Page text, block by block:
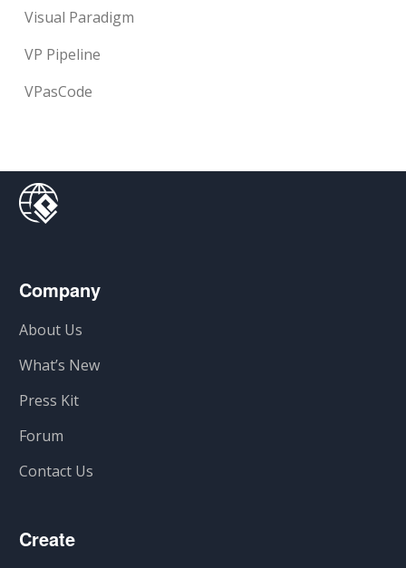
Visual Paradigm
VP Pipeline
VPasCode
Company
About Us
What’s New
Press Kit
Forum
Contact Us
Create